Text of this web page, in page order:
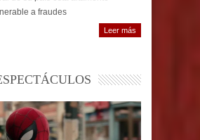
a fraudes
Leer más